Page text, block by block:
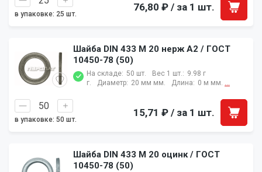
в упаковке: 25 шт.
76,80 ₽ / за 1 шт.
Шайба DIN 433 M 20 нерж A2 / ГОСТ
10450-78 (50)
На складе: 50 шт. Вес 1 шт.: 9.98 г
г.
Диаметр: 20 мм мм. Длина: 0 м мм. ...
в упаковке: 50 шт.
15,71 ₽ / за 1 шт.
Шайба DIN 433 M 20 оцинк / ГОСТ
10450-78 (50)